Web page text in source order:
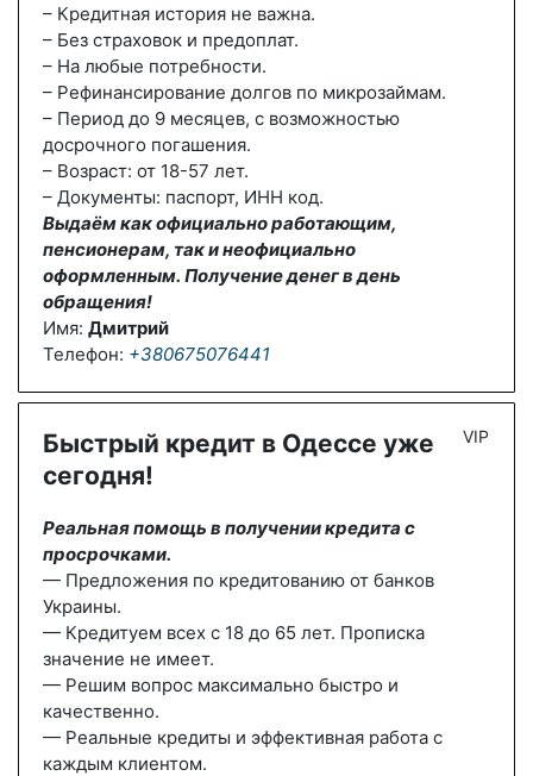
– Кредитная история не важна.
– Без страховок и предоплат.
– На любые потребности.
– Рефинансирование долгов по микрозаймам.
– Период до 9 месяцев, с возможностью
досрочного погашения.
– Возраст: от 18-57 лет.
– Документы: паспорт, ИНН код.
Выдаём как официально работающим,
пенсионерам, так и неофициально
оформленным. Получение денег в день
обращения!
Имя: Дмитрий
Телефон: +380675076441
Быстрый кредит в Одессе уже
сегодня!
Реальная помощь в получении кредита с
просрочками.
— Предложения по кредитованию от банков
Украины.
— Кредитуем всех с 18 до 65 лет. Прописка
значение не имеет.
— Решим вопрос максимально быстро и
качественно.
— Реальные кредиты и эффективная работа с
каждым клиентом.
VIP